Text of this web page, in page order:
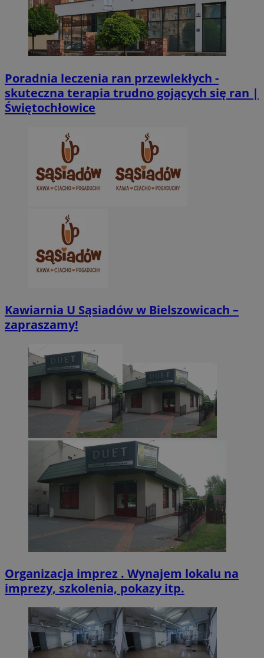
Poradnia leczenia ran przewlekłych -
skuteczna terapia trudno gojących się ran |
Świętochłowice
Kawiarnia U Sąsiadów w Bielszowicach –
zapraszamy!
Organizacja imprez . Wynajem lokalu na
imprezy, szkolenia, pokazy itp.